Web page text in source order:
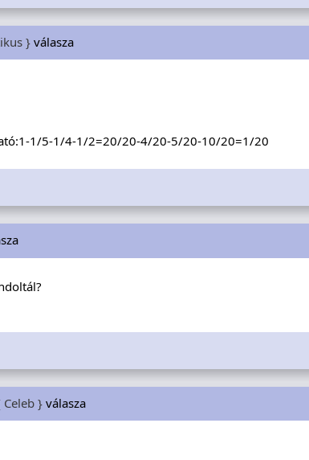
}válasza
1/5-1/4-1/2=20/20-4/20-5/20-10/20=1/20
Celeb }válasza